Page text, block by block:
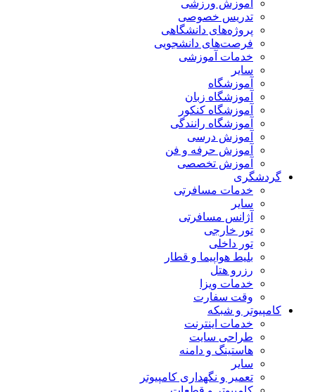
آموزش ورزشی
تدریس خصوصی
پروژه‌های دانشگاهی
فرصت‌های دانشجویی
خدمات آموزشی
سایر
آموزشگاه
آموزشگاه زبان
آموزشگاه کنکور
آموزشگاه رانندگی
آموزش درسی
آموزش حرفه و فن
آموزش تخصصی
گردشگری
خدمات مسافرتی
سایر
آژانس مسافرتی
تور خارجی
تور داخلی
بلیط هواپیما و قطار
رزرو هتل
خدمات ویزا
وقت سفارت
کامپیوتر و شبکه
خدمات اینترنت
طراحی سایت
هاستینگ و دامنه
سایر
تعمیر و نگهداری کامپیوتر